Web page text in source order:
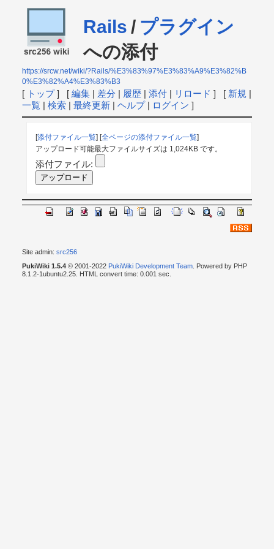
Rails / プラグイン
への添付
https://srcw.net/wiki/?Rails/%E3%83%97%E3%83%A9%E3%82%B
0%E3%82%A4%E3%83%B3
[ トップ] [ 編集| 差分 | 履歴| 添付| リロード ] [ 新規 |
一覧| 検索| 最終更新| ヘルプ| ログイン ]
[添付ファイル一覧] [全ページの添付ファイル一覧]
アップロード可能最大ファイルサイズは 1,024KB です。
添付ファイル:
Site admin: src256
PukiWiki 1.5.4© 2001-2022 PukiWiki Development Team. Powered by PHP
8.1.2-1ubuntu2.25. HTML convert time: 0.001 sec.